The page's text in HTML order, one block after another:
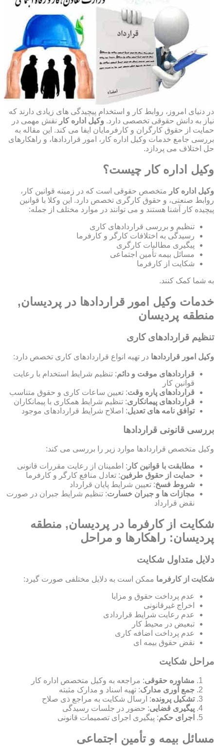
در دنیای امروز، روابط کار و استخدام پیچیدگی های زیادی دارند که
نیاز به دانش حقوقی تخصصی دارد. وکیل اداره کار نقش مهمی در
حمایت از حقوق کارگران و کارفرمایان ایفا می کند. این مقاله به
بررسی جامع خدمات وکیل اداره کار، امور قراردادها، و راهکارهای
حل اختلاف می پردازد.
وکیل اداره کار چیست؟
وکیل اداره کار متخصص حقوقی است که در زمینه قوانین کار،
روابط صنعتی، و حقوق کارگری تخصص دارد. این وکلا با قوانین
پیچیده کار آشنا هستند و می توانند در موارد مختلف از جمله:
تنظیم و بررسی قراردادهای کاری
رسیدگی به اختلافات کارگر و کارفرما
پیگیری مطالبات کارگری
مسائل بیمه تأمین اجتماعی
شکایت از کارفرما
به شما کمک کنند.
خدمات وکیل امور قراردادها در پردیسان,
منطقه پردیسان
تنظیم قراردادهای کاری
وکیل امور قراردادها در تهیه انواع قراردادهای کاری تخصص دارد:
قراردادهای موقت و دائم: تنظیم شرایط استخدام با رعایت
قوانین کار
قراردادهای پاره وقت: تعیین ساعات کاری و حقوق متناسب
قراردادهای پیمانکاری: تنظیم شرایط همکاری با پیمانکاران
توافق نامه های تعدیل: اصلاح شرایط قراردادهای موجود
بررسی قانونی قراردادها
وکیل متخصص قراردادها موارد زیر را بررسی می کند:
مطابقت با قوانین کار : اطمینان از رعایت مقررات قانونی
حمایت از حقوق طرفین: تعادل منافع کارگر و کارفرما
شروط فسخ: تعیین شرایط پایان قرارداد
مجازات ها و جبران خسارت: تنظیم شرایط جبران در صورت
نقض قرارداد
شکایت از کارفرما در پردیسان, منطقه
پردیسان: راهکارها و مراحل
دلایل متداول شکایت
شکایت از کارفرما ممکن است به دلایل مختلفی صورت گیرد:
عدم پرداخت حقوق و مزایا
اخراج غیرقانونی
عدم رعایت شرایط قراردادی
تبعیض در محیط کار
عدم پرداخت اضافه کاری
نقض حقوق بیمه ای
مراحل شکایت
مشاوره حقوقی: مراجعه به وکیل متخصص اداره کار
جمع آوری مدارک: تهیه اسناد و مدارک مثبته
تشکیل پرونده: ارسال شکایت به مراجع ذی صلاح
پیگیری قضایی: حضور در جلسات رسیدگی
اجرای حکم: پیگیری اجرای تصمیمات قانونی
مسائل بیمه و تأمین اجتماعی